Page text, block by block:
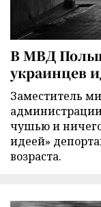
В МВД
украинцев
Заместитель
чушью и
идеей»
возраста.